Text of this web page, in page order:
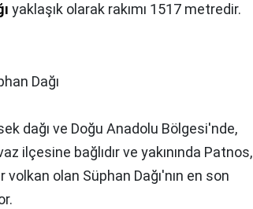
yaklaşık olarak rakımı 1517 metredir.
Dağı
dağı ve Doğu Anadolu Bölgesi'nde,
ilçesine bağlıdır ve yakınında Patnos,
olan Süphan Dağı'nın en son